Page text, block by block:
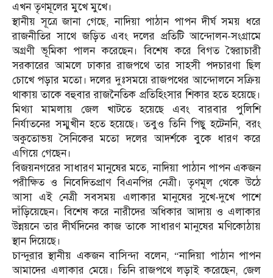
এখন তৃণমূলের মুখে মুখে।
স্থানীয় সূত্রে জানা গেছে, নাদিয়া পাঠান পাপন দীর্ঘ সময় ধরে
রাজনীতির সাথে জড়িত এবং দলের প্রতিটি আন্দোলন-সংগ্রামে
অগ্রণী ভূমিকা পালন করেছেন। বিশেষ করে বিগত স্বৈরাচারী
সরকারের আমলে ঢাকার রাজপথে তার সাহসী পদচারণা ছিল
চোখে পড়ার মতো। দলের দুঃসময়ে রাজপথের আন্দোলনে সক্রিয়
থাকায় তাকে বহুবার রাজনৈতিক প্রতিহিংসার শিকার হতে হয়েছে।
মিথ্যা মামলায় জেল খাটতে হয়েছে এবং বারবার পুলিশি
নির্যাতনের সম্মুখীন হতে হয়েছে। তবুও তিনি পিছু হটেননি, বরং
অকুতোভয় সৈনিকের মতো দলের আদর্শকে বুকে ধারণ করে
এগিয়ে গেছেন।
বিজয়নগরের সাধারণ মানুষের মতে, নাদিয়া পাঠান পাপন একজন
পরীক্ষিত ও নিবেদিতপ্রাণ বিএনপির নেত্রী। তৃণমূল থেকে উঠে
আসা এই নেত্রী সবসময় এলাকার মানুষের সুখে-দুখে পাশে
দাঁড়িয়েছেন। বিশেষ করে নারীদের অধিকার আদায় ও এলাকার
উন্নয়নে তার দীর্ঘদিনের কাজ তাকে সাধারণ মানুষের মণিকোঠায়
স্থান দিয়েছে।
চান্দুরার স্থানীয় একজন বাসিন্দা বলেন, “নাদিয়া পাঠান পাপন
আমাদের এলাকার মেয়ে। তিনি রাজপথে লড়াই করেছেন, জেল